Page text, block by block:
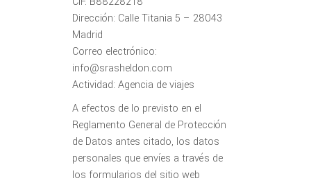
Dirección: Calle Titania 5 – 28043
Madrid
Correo electrónico:
info@srasheldon.com
Actividad: Agencia de viajes
A efectos de lo previsto en el
Reglamento General de Protección
de Datos antes citado, los datos
personales que envíes a través de
los formularios del sitio web